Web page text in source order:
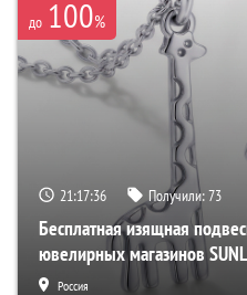
до 100%
21:17:35 Получили:73
Бесплатная изящная
ювелирных магазинов
Россия